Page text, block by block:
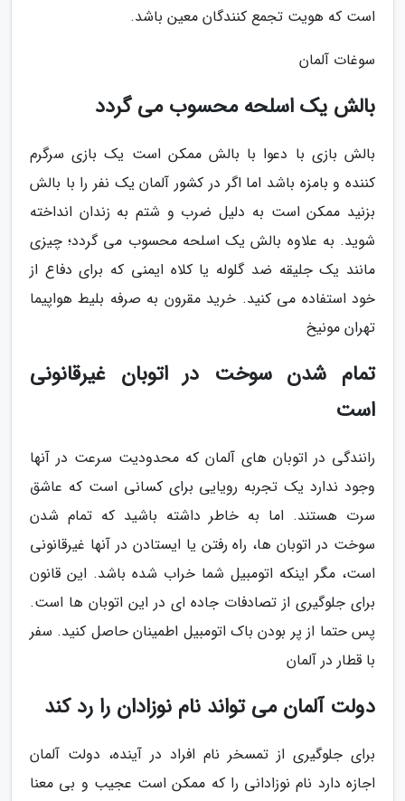
است که هویت تجمع کنندگان معین باشد.
سوغات آلمان
بالش یک اسلحه محسوب می گردد
بالش بازی با دعوا با بالش ممکن است یک بازی سرگرم
کننده و بامزه باشد اما اگر در کشور آلمان یک نفر را با بالش
بزنید ممکن است به دلیل ضرب و شتم به زندان انداخته
شوید. به علاوه بالش یک اسلحه محسوب می گردد؛ چیزی
مانند یک جلیقه ضد گلوله یا کلاه ایمنی که برای دفاع از
خود استفاده می کنید. خرید مقرون به صرفه بلیط هواپیما
تهران مونیخ
تمام شدن سوخت در اتوبان غیرقانونی
است
رانندگی در اتوبان های آلمان که محدودیت سرعت در آنها
وجود ندارد یک تجربه رویایی برای کسانی است که عاشق
سرت هستند. اما به خاطر داشته باشید که تمام شدن
سوخت در اتوبان ها، راه رفتن یا ایستادن در آنها غیرقانونی
است، مگر اینکه اتومبیل شما خراب شده باشد. این قانون
برای جلوگیری از تصادفات جاده ای در این اتوبان ها است.
پس حتما از پر بودن باک اتومبیل اطمینان حاصل کنید. سفر
با قطار در آلمان
دولت آلمان می تواند نام نوزادان را رد کند
برای جلوگیری از تمسخر نام افراد در آینده، دولت آلمان
اجازه دارد نام نوزادانی را که ممکن است عجیب و بی معنا